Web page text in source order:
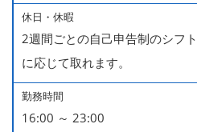
休日・休暇
2週間ごとの自己申告制のシフ
に応じて取れます。
勤務時間
16:00 ～ 23:00